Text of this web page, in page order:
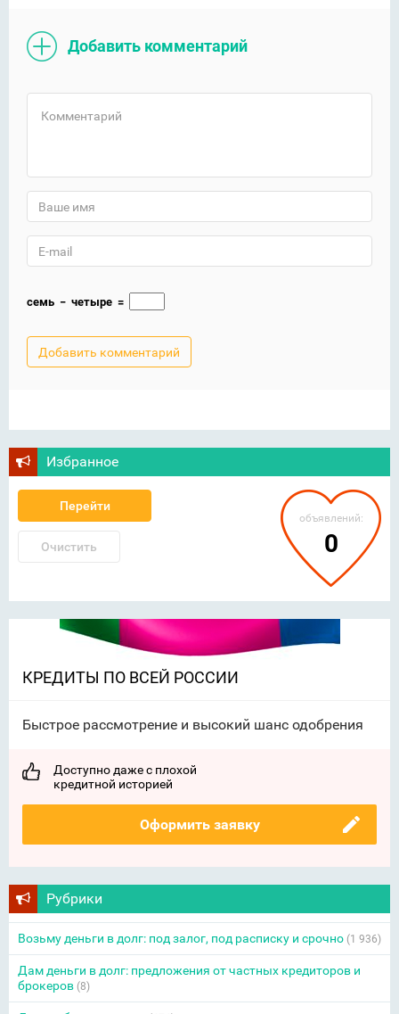
Добавить комментарий
семь − четыре =
Избранное
Перейти
Очистить
объявлений:
0
КРЕДИТЫ ПО ВСЕЙ РОССИИ
Быстрое рассмотрение и высокий шанс одобрения
Доступно даже с плохой
кредитной историей
Оформить заявку
Рубрики
Возьму деньги в долг: под залог, под расписку и срочно (1 936)
Дам деньги в долг: предложения от частных кредиторов и
брокеров (8)